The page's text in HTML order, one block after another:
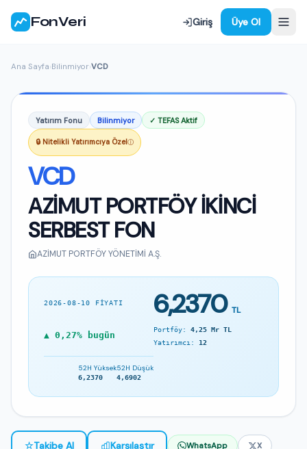
FonVeri Giriş Üye Ol
Ana Sayfa›Bilinmiyor›VCD
Yatırım Fonu Bilinmiyor ✓ TEFAS Aktif
🔒 Nitelikli Yatırımcıya Özelⓘ
VCD
AZİMUT PORTFÖY İKİNCİ
SERBEST FON
AZİMUT PORTFÖY YÖNETİMİ A.Ş.
2026-08-10 FIYATI 6,2370 TL
▲ 0,27% bugün
Portföy: 4,25 Mr TL
Yatırımcı: 12
52H Yüksek
6,2370
52H Düşük
4,6902
☆Takibe Al Karşılaştır WhatsApp X